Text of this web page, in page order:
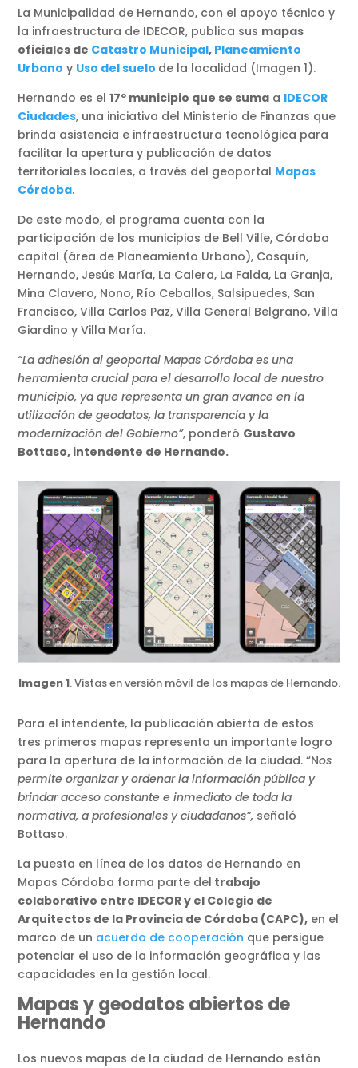
La Municipalidad de Hernando, con el apoyo técnico y
la infraestructura de IDECOR, publica sus mapas
oficiales de Catastro Municipal, Planeamiento
Urbano y Uso del suelo de la localidad (Imagen 1).
Hernando es el17º municipio que se suma a IDECOR
Ciudades, una iniciativa del Ministerio de Finanzas que
brinda asistencia e infraestructura tecnológica para
facilitar la apertura y publicación de datos
territoriales locales, a través del geoportal Mapas
Córdoba.
De este modo, el programa cuenta con la
participación de los municipios de Bell Ville, Córdoba
capital (área de Planeamiento Urbano), Cosquín,
Hernando, Jesús María, La Calera, La Falda, La Granja,
Mina Clavero, Nono, Río Ceballos, Salsipuedes, San
Francisco, Villa Carlos Paz, Villa General Belgrano, Villa
Giardino y Villa María.
“La adhesión al geoportal Mapas Córdoba es una
herramienta crucial para el desarrollo local de nuestro
municipio, ya que representa un gran avance en la
utilización de geodatos, la transparencia y la
modernización del Gobierno”, ponderó Gustavo
Bottaso, intendente de Hernando.
Imagen 1. Vistas en versión móvil de los mapas de Hernando.
Para el intendente, la publicación abierta de estos
tres primeros mapas representa un importante logro
para la apertura de la información de la ciudad. “Nos
permite organizar y ordenar la información pública y
brindar acceso constante e inmediato de toda la
normativa, a profesionales y ciudadanos”, señaló
Bottaso.
La puesta en línea de los datos de Hernando en
Mapas Córdoba forma parte del trabajo
colaborativo entre IDECOR y el Colegio de
Arquitectos de la Provincia de Córdoba (CAPC), en el
marco de un acuerdo de cooperación que persigue
potenciar el uso de la información geográfica y las
capacidades en la gestión local.
Mapas y geodatos abiertos de
Hernando
Los nuevos mapas de la ciudad de Hernando están